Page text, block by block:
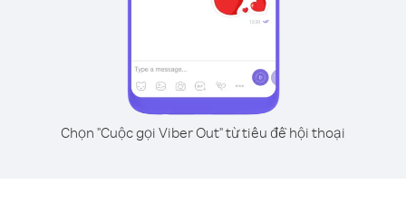
Chọn "Cuộc gọi Viber Out" từ tiêu đề hội thoại